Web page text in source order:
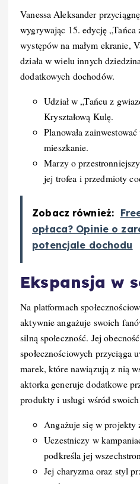
Vanessa Aleksander
wygrywając 15. edycję
występów na małym ekranie,
działa w wielu innych
dodatkowych dochodów.
Udział w „Tańcu z
Kryształową Kulę.
Planowała
mieszkanie.
Marzy o
jej trofea i przedmioty
Zobacz również:
opłaca? Opinie o
potencjale dochodu
Ekspansja w
Na platformach
aktywnie angażuje swoich
silną społeczność. Jej
społecznościowych przyciąga
marek, które nawiązują z nią
aktorka generuje dodatkowe
produkty i usługi wśród
Angażuje się w projekty
Uczestniczy w
podkreśla jej
Jej charyzma oraz styl